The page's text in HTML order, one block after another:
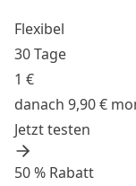
Flexibel
30 Tage
1 €
danach 9,90 €
Jetzt testen
50 % Rabatt